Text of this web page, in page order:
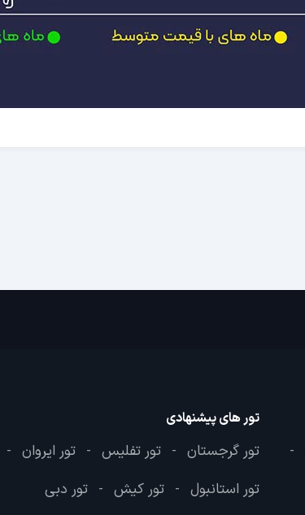
-
تور های پیشنهادی
تور گرجستان - تور تفلیس - تور ایروان -
تور استانبول - تور کیش - تور دبی